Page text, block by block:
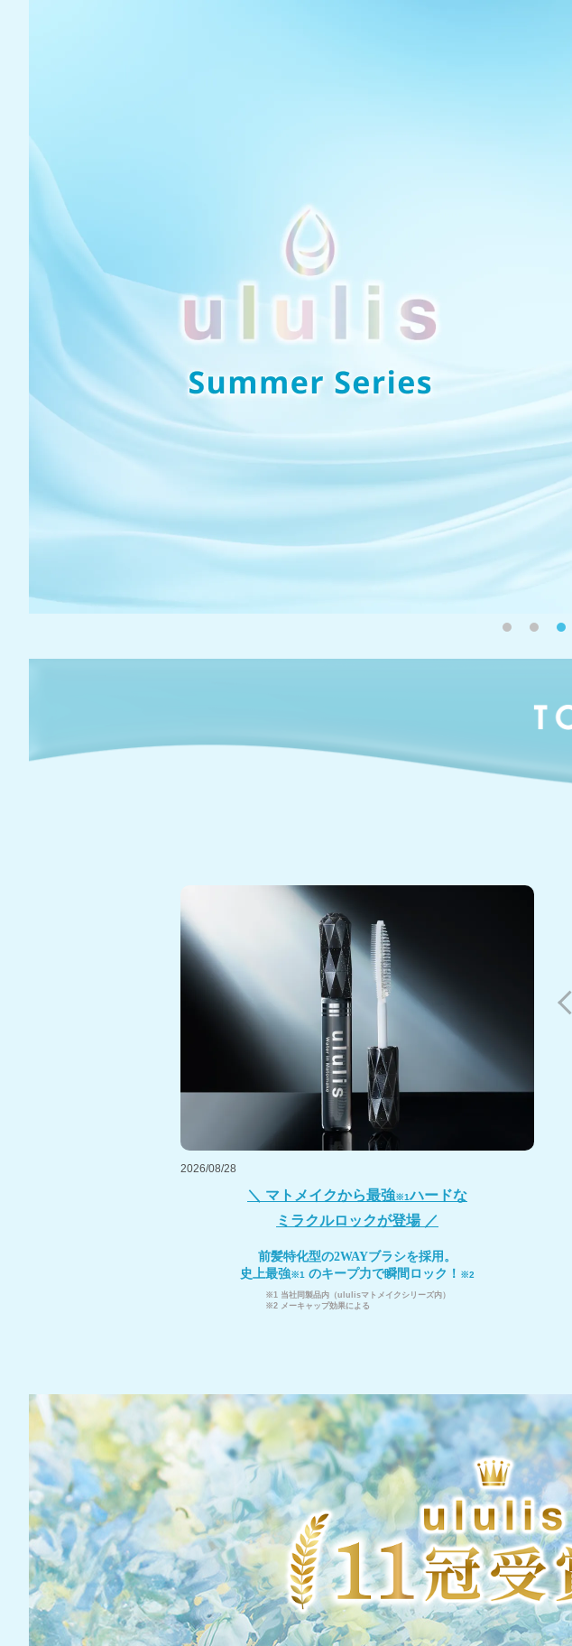
2026/08/28
＼ マトメイクから最強※1ハードな
ミラクルロックが登場 ／
前髪特化型の2WAYブラシを採⽤。
史上最強※1 のキープ⼒で瞬間ロック！ ※2
※1 当社同製品内（ululisマトメイクシリーズ内）
※2 メーキャップ効果による